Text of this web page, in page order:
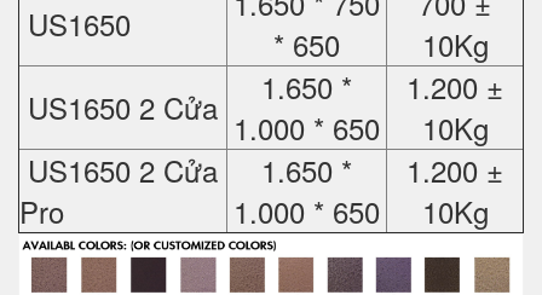
US1650
* 650
10Kg
US1650 2 Cửa
1.650 *
1.000 * 650
1.200 ±
10Kg
US1650 2 Cửa
Pro
1.650 *
1.000 * 650
1.200 ±
10Kg